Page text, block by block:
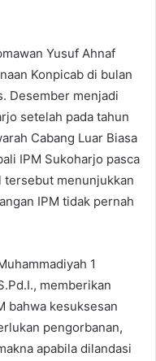
Yusuf Ahnaf
Konpicab di bulan
Desember menjadi
setelah pada tahun
Cabang Luar Biasa
IPM Sukoharjo pasca
tersebut menunjukkan
IPM tidak pernah
1
memberikan
bahwa kesuksesan
pengorbanan,
apabila dilandasi